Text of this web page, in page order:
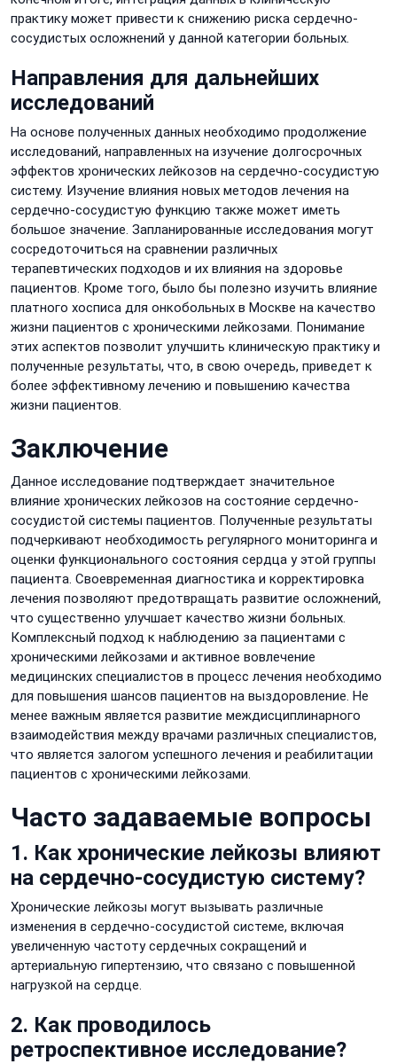
практику может привести к снижению риска сердечно-
сосудистых осложнений у данной категории больных.
Направления для дальнейших
исследований
На основе полученных данных необходимо продолжение
исследований, направленных на изучение долгосрочных
эффектов хронических лейкозов на сердечно-сосудистую
систему. Изучение влияния новых методов лечения на
сердечно-сосудистую функцию также может иметь
большое значение. Запланированные исследования могут
сосредоточиться на сравнении различных
терапевтических подходов и их влияния на здоровье
пациентов. Кроме того, было бы полезно изучить влияние
платного хосписа для онкобольных в Москве на качество
жизни пациентов с хроническими лейкозами. Понимание
этих аспектов позволит улучшить клиническую практику и
полученные результаты, что, в свою очередь, приведет к
более эффективному лечению и повышению качества
жизни пациентов.
Заключение
Данное исследование подтверждает значительное
влияние хронических лейкозов на состояние сердечно-
сосудистой системы пациентов. Полученные результаты
подчеркивают необходимость регулярного мониторинга и
оценки функционального состояния сердца у этой группы
пациента. Своевременная диагностика и корректировка
лечения позволяют предотвращать развитие осложнений,
что существенно улучшает качество жизни больных.
Комплексный подход к наблюдению за пациентами с
хроническими лейкозами и активное вовлечение
медицинских специалистов в процесс лечения необходимо
для повышения шансов пациентов на выздоровление. Не
менее важным является развитие междисциплинарного
взаимодействия между врачами различных специалистов,
что является залогом успешного лечения и реабилитации
пациентов с хроническими лейкозами.
Часто задаваемые вопросы
1. Как хронические лейкозы влияют
на сердечно-сосудистую систему?
Хронические лейкозы могут вызывать различные
изменения в сердечно-сосудистой системе, включая
увеличенную частоту сердечных сокращений и
артериальную гипертензию, что связано с повышенной
нагрузкой на сердце.
2. Как проводилось
ретроспективное исследование?